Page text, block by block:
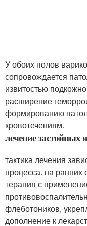
У обоих полов
сопровождается
извитостью
расширение
формированию
кровотечениям.
лечение застойных
тактика лечения
процесса. на ранних
терапия с
флеботоников,
дополнение к